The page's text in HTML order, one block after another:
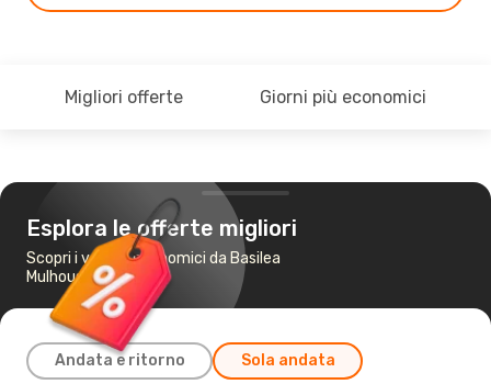
Migliori offerte Giorni più economici
Esplora le offerte migliori
Scopri i voli più economici da Basilea
Mulhouse a Roma
Andata e ritorno Sola andata